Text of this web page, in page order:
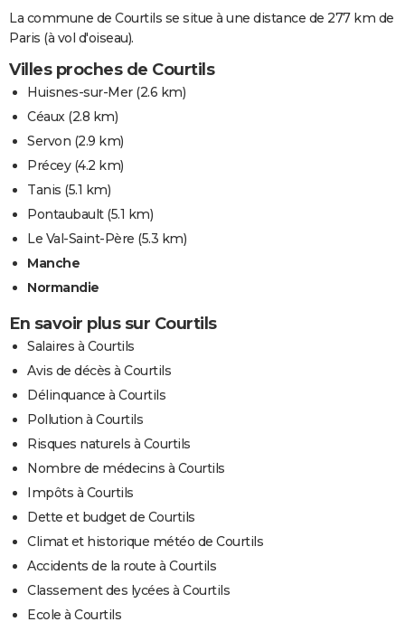
La commune de Courtils se situe à une distance de 277 km de
Paris (à vol d'oiseau).
Villes proches de Courtils
Huisnes-sur-Mer(2.6 km)
Céaux(2.8 km)
Servon (2.9 km)
Précey(4.2 km)
Tanis (5.1 km)
Pontaubault(5.1 km)
Le Val-Saint-Père (5.3 km)
Manche
Normandie
En savoir plus sur Courtils
Salaires à Courtils
Avis de décès à Courtils
Délinquance à Courtils
Pollution à Courtils
Risques naturels à Courtils
Nombre de médecins à Courtils
Impôts à Courtils
Dette et budget de Courtils
Climat et historique météo de Courtils
Accidents de la route à Courtils
Classement des lycées à Courtils
Ecole à Courtils